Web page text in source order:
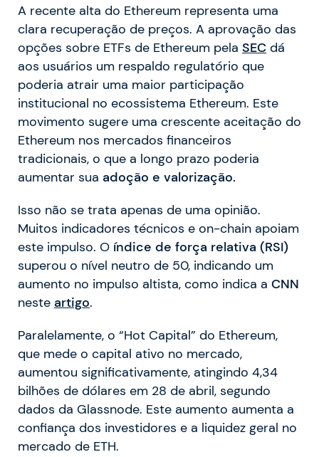
A recente alta do Ethereum representa uma
clara recuperação de preços. A aprovação das
opções sobre ETFs de Ethereum pela SEC dá
aos usuários um respaldo regulatório que
poderia atrair uma maior participação
institucional no ecossistema Ethereum. Este
movimento sugere uma crescente aceitação do
Ethereum nos mercados financeiros
tradicionais, o que a longo prazo poderia
aumentar sua adoção e valorização.
Isso não se trata apenas de uma opinião.
Muitos indicadores técnicos e on-chain apoiam
este impulso. O índice de força relativa (RSI)
superou o nível neutro de 50, indicando um
aumento no impulso altista, como indica a CNN
neste artigo.
Paralelamente, o “Hot Capital” do Ethereum,
que mede o capital ativo no mercado,
aumentou significativamente, atingindo 4,34
bilhões de dólares em 28 de abril, segundo
dados da Glassnode. Este aumento aumenta a
confiança dos investidores e a liquidez geral no
mercado de ETH.